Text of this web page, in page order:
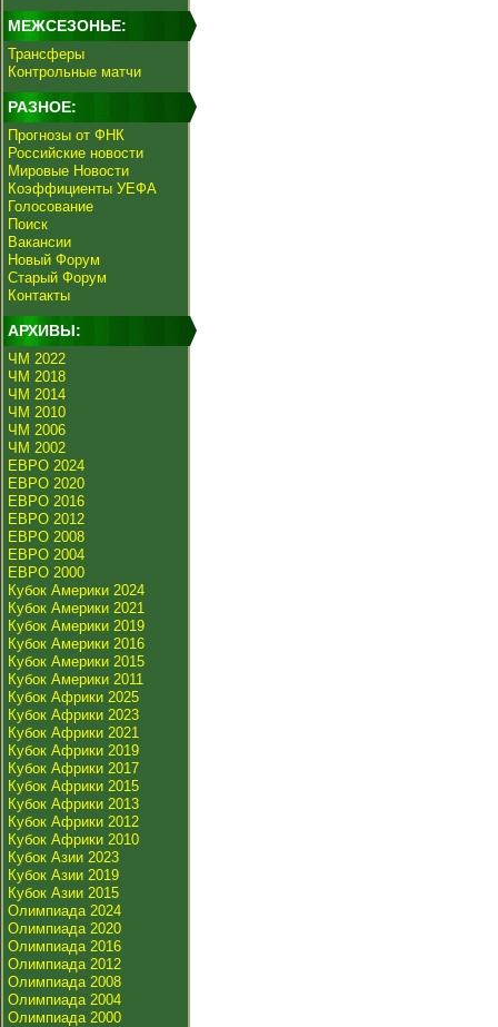
МЕЖСЕЗОНЬЕ:
Трансферы
Контрольные матчи
РАЗНОЕ:
Прогнозы от ФНК
Российские новости
Мировые Новости
Коэффициенты УЕФА
Голосование
Поиск
Вакансии
Новый Форум
Старый Форум
Контакты
АРХИВЫ:
ЧМ 2022
ЧМ 2018
ЧМ 2014
ЧМ 2010
ЧМ 2006
ЧМ 2002
ЕВРО 2024
ЕВРО 2020
ЕВРО 2016
ЕВРО 2012
ЕВРО 2008
ЕВРО 2004
ЕВРО 2000
Кубок Америки 2024
Кубок Америки 2021
Кубок Америки 2019
Кубок Америки 2016
Кубок Америки 2015
Кубок Америки 2011
Кубок Африки 2025
Кубок Африки 2023
Кубок Африки 2021
Кубок Африки 2019
Кубок Африки 2017
Кубок Африки 2015
Кубок Африки 2013
Кубок Африки 2012
Кубок Африки 2010
Кубок Азии 2023
Кубок Азии 2019
Кубок Азии 2015
Олимпиада 2024
Олимпиада 2020
Олимпиада 2016
Олимпиада 2012
Олимпиада 2008
Олимпиада 2004
Олимпиада 2000